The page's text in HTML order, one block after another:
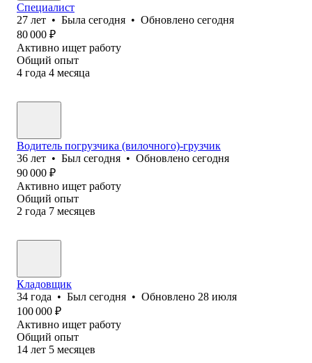
Специалист
27 лет • Была сегодня • Обновлено сегодня
80 000 ₽
Активно ищет работу
Общий опыт
4 года 4 месяца
Водитель погрузчика (вилочного)-грузчик
36 лет • Был сегодня • Обновлено сегодня
90 000 ₽
Активно ищет работу
Общий опыт
2 года 7 месяцев
Кладовщик
34 года • Был сегодня • Обновлено 28 июля
100 000 ₽
Активно ищет работу
Общий опыт
14 лет 5 месяцев